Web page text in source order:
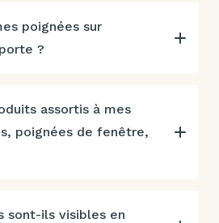
poignées sur
?
assortis à mes
poignées de fenêtre,
sont-ils visibles en